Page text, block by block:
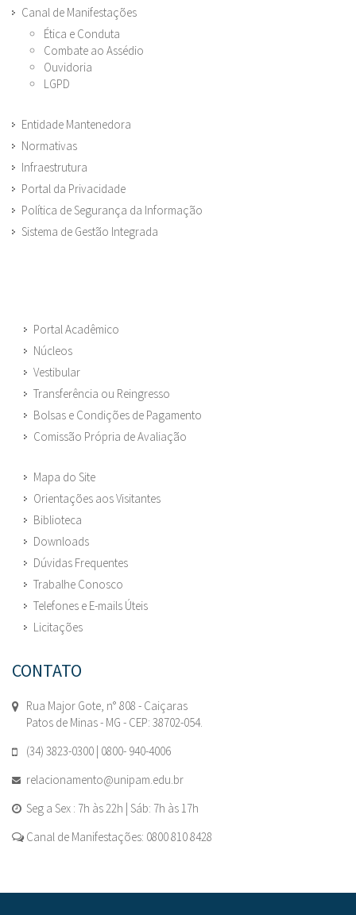
Canal de Manifestações
Ética e Conduta
Combate ao Assédio
Ouvidoria
LGPD
Entidade Mantenedora
Normativas
Infraestrutura
Portal da Privacidade
Política de Segurança da Informação
Sistema de Gestão Integrada
Portal Acadêmico
Núcleos
Vestibular
Transferência ou Reingresso
Bolsas e Condições de Pagamento
Comissão Própria de Avaliação
Mapa do Site
Orientações aos Visitantes
Biblioteca
Downloads
Dúvidas Frequentes
Trabalhe Conosco
Telefones e E-mails Úteis
Licitações
CONTATO
Rua Major Gote, n° 808 - Caiçaras
Patos de Minas - MG - CEP: 38702-054.
(34) 3823-0300 | 0800- 940-4006
relacionamento@unipam.edu.br
Seg a Sex : 7h às 22h | Sáb: 7h às 17h
Canal de Manifestações: 0800 810 8428